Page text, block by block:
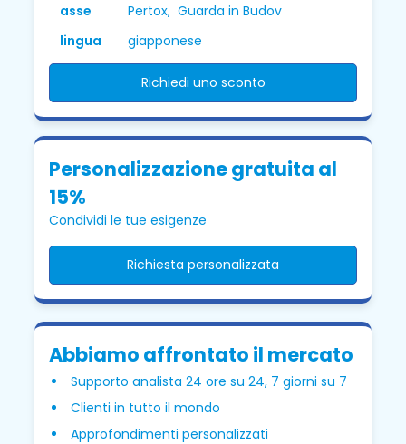
asse
Pertox, Guarda in Budov
lingua
giapponese
Richiedi uno sconto
Personalizzazione gratuita al
15%
Condividi le tue esigenze
Richiesta personalizzata
Abbiamo affrontato il mercato
Supporto analista 24 ore su 24, 7 giorni su 7
Clienti in tutto il mondo
Approfondimenti personalizzati